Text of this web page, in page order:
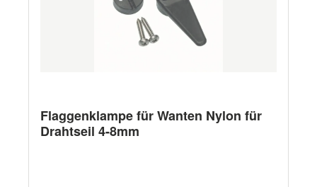
Flaggenklampe für Wanten Nylon für
Drahtseil 4-8mm